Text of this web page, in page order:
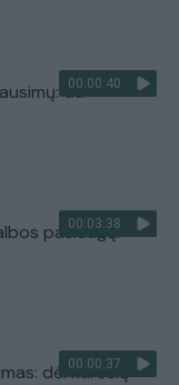
00:00:40
du
00:03:38
paslaugų:
00:00:37
dėl karščių